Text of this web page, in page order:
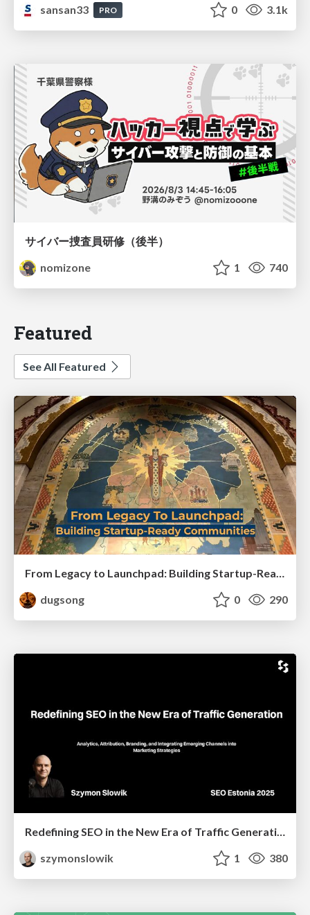
sansan33
PRO 0 3.1k
サイバー捜査員研修（後半）
nomizone
1 740
Featured
See All Featured
From Legacy to Launchpad: Building Startup-Ready Communities
dugsong
0 290
Redefining SEO in the New Era of Traffic Generation
szymonslowik
1 380